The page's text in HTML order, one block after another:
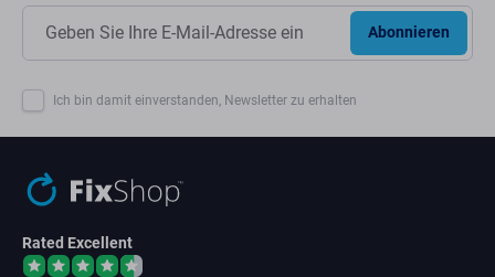
Abonnieren
Ich bin damit einverstanden, Newsletter zu erhalten
Rated Excellent